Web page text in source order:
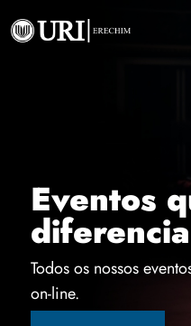
Eventos
Todos os nossos
on-line.